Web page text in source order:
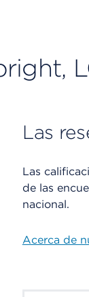
Las
Las
de las
nacional.
Acerca de